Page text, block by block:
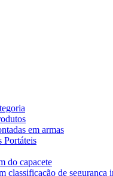
we provide you the best
more or to find out how
em armas
Portáteis
do capacete
classificação de segurança